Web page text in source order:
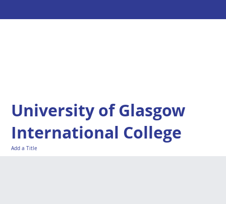
University of Glasgow
International College
Add a Title